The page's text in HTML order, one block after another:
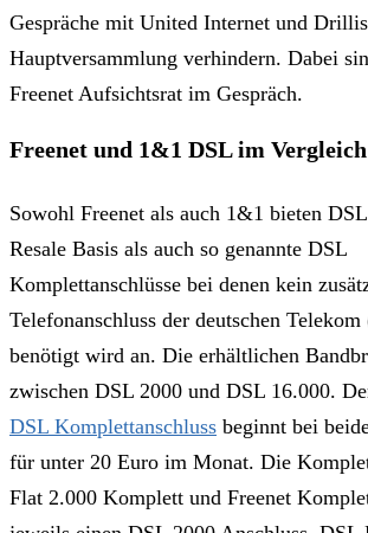
Gespräche mit United Internet und
Hauptversammlung verhindern. Dabei
Freenet Aufsichtsrat im Gespräch.
Freenet und 1&1 DSL im Vergleich
Sowohl Freenet als auch 1&1 bieten
Resale Basis als auch so genannte DSL
Komplettanschlüsse bei denen kein
Telefonanschluss der deutschen Telekom
benötigt wird an. Die erhältlichen
zwischen DSL 2000 und DSL 16.000.
DSL Komplettanschluss beginnt bei
für unter 20 Euro im Monat. Die
Flat 2.000 Komplett und Freenet